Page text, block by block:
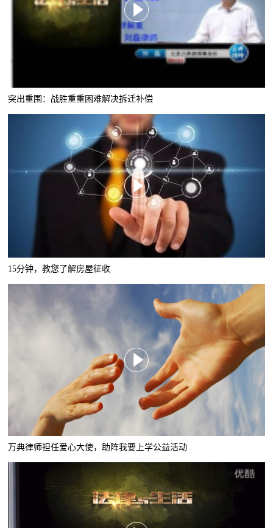
突出重围：战胜重重困难解决拆迁补偿
15分钟，教您了解房屋征收
万典律师担任爱心大使，助阵我要上学公益活动